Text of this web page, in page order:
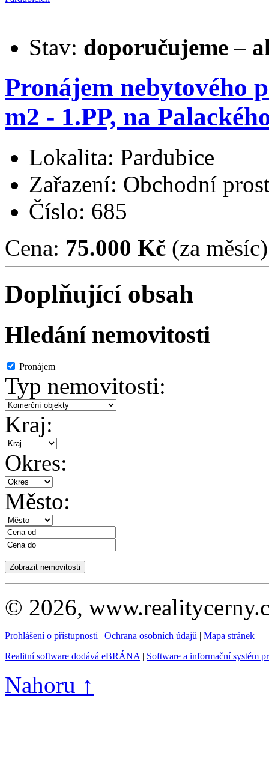
Stav: doporučujeme –
Pronájem nebytového
m2 - 1.PP, na
Lokalita: Pardubice
Zařazení: Obchodní
Číslo: 685
Cena: 75.000 Kč (za měsíc)
Doplňující obsah
Hledání nemovitosti
Pronájem
Typ nemovitosti:
Kraj:
Okres:
Město:
© 2026,
Prohlášení o přístupnosti | Ochrana osobních údajů | Mapa stránek
Realitní software dodává eBRÁNA | Software a informační systém
Nahoru ↑